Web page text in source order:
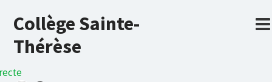
Collège Sainte-
Thérèse